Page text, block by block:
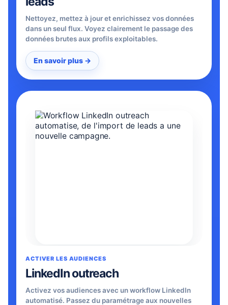
Nettoyez, mettez à jour et enrichissez vos données
dans un seul flux. Voyez clairement le passage des
données brutes aux profils exploitables.
En savoir plus →
ACTIVER LES AUDIENCES
LinkedIn outreach
Activez vos audiences avec un workflow LinkedIn
automatisé. Passez du paramétrage aux nouvelles
LinkedIn outreach permet d'activer des